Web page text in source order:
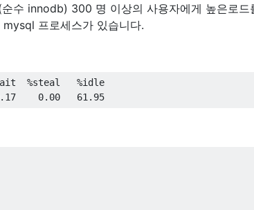
수 innodb) 300 명 이상의 사용자에게 높은로드
프로세스가 있습니다.
%steal %idle
0.00 61.95